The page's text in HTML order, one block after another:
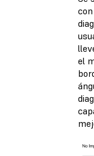
el